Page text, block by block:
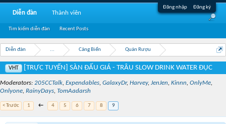
Đăng nhập Đăng ký
Diễn đàn ... Cảng Biển Quán Rượu
VHT [TRỰC TUYẾN] SÀN ĐẤU GIÁ - TRÂU SLOW DRINK WATER ĐỤC
Moderators: 205CCTalk, Expendables, GalaxyDr, Harvey, JenJen, Kinnn, OnlyMe,
Onlyone, RainyDays, TomAadarsh
< Trước 1 ← 4 5 6 7 8 9
Diễn đàn
Tìm kiếm diễn đàn Recent Posts
Thành viên